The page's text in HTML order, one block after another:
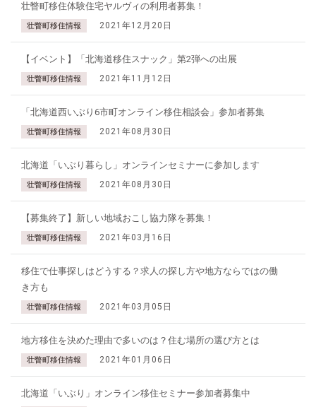
壮瞥町移住体験住宅ヤルヴィの利用者募集！
壮瞥町移住情報 2021年12月20日
【イベント】「北海道移住スナック」第2弾への出展
壮瞥町移住情報 2021年11月12日
「北海道西いぶり6市町オンライン移住相談会」参加者募集
壮瞥町移住情報 2021年08月30日
北海道「いぶり暮らし」オンラインセミナーに参加します
壮瞥町移住情報 2021年08月30日
【募集終了】新しい地域おこし協力隊を募集！
壮瞥町移住情報 2021年03月16日
移住で仕事探しはどうする？求人の探し方や地方ならではの働
き方も
壮瞥町移住情報 2021年03月05日
地方移住を決めた理由で多いのは？住む場所の選び方とは
壮瞥町移住情報 2021年01月06日
北海道「いぶり」オンライン移住セミナー参加者募集中